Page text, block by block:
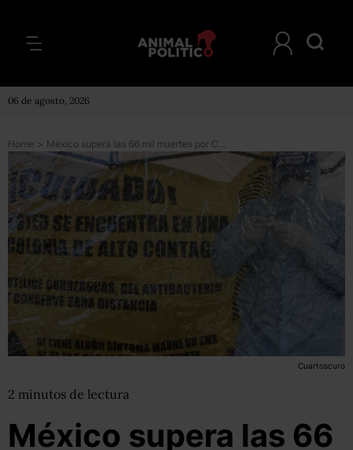
06 de agosto, 2026
Home > México supera las 66 mil muertes por COVID; 1,410 eran trabajadores de Salud
Cuartoscuro
2 minutos de lectura
México supera las 66